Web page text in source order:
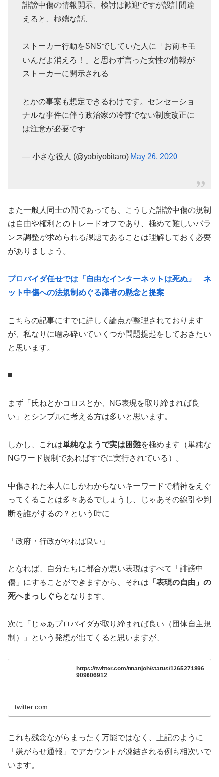
誹謗中傷の情報開示、検討は歓迎ですが設計間違
えると、極端な話、
ストーカー行動をSNSでしていた人に「お前キモ
いんだよ消えろ！」と思わず言った女性の情報が
ストーカーに開示される
とかの事案も想定できるわけです。センセーショ
ナルな事件に伴う政治家の冷静でない制度改正に
は注意が必要です
— 小さな役人 (@yobiyobitaro) May 26, 2020
また一般人同士の間であっても、こうした誹謗中傷の規制
は自由や権利とのトレードオフであり、極めて難しいバラ
ンス調整が求められる課題であることは理解しておく必要
がありましょう。
プロバイダ任せでは「自由なインターネットは死ぬ」 ネ
ット中傷への法規制めぐる識者の懸念と提案
こちらの記事にすでに詳しく論点が整理されております
が、私なりに噛み砕いていくつか問題提起をしておきたい
と思います。
■
まず「氏ねとかコロスとか、NG表現を取り締まれば良
い」とシンプルに考える方は多いと思います。
しかし、これは単純なようで実は困難を極めます（単純な
NGワード規制であればすでに実行されている）。
中傷された本人にしかわからないキーワードで精神をえぐ
ってくることは多々あるでしょうし、じゃあその線引や判
断を誰がするの？という時に
「政府・行政がやれば良い」
となれば、自分たちに都合が悪い表現はすべて「誹謗中
傷」にすることができますから、それは 「表現の自由」の
死へまっしぐら となります。
次に「じゃあプロバイダが取り締まれば良い（団体自主規
制）」という発想が出てくると思いますが、
https://twitter.com/nnanjoh/status/1265271896
909606912
twitter.com
これも残念ながらまったく万能ではなく、上記のように
「嫌がらせ通報」でアカウントが凍結される例も相次いで
います。